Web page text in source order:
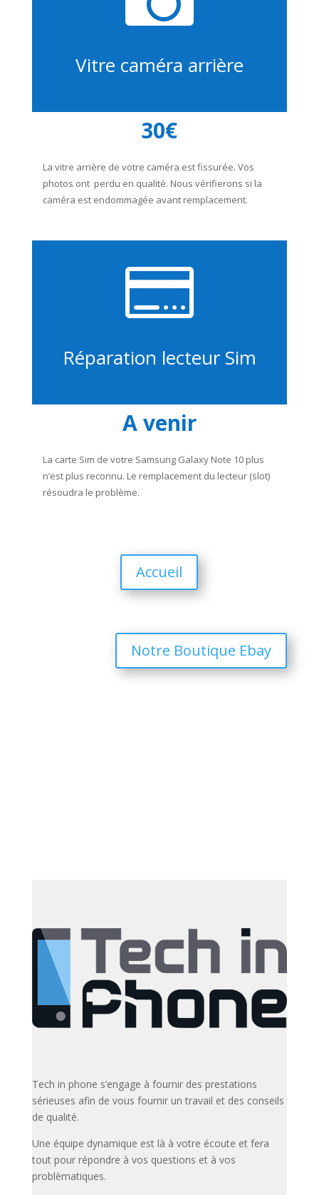
Vitre caméra arrière
30€
La vitre arrière de votre caméra est fissurée. Vos
photos ont perdu en qualité. Nous vérifierons si la
caméra est endommagée avant remplacement.

Réparation lecteur Sim
A venir
La carte Sim de votre Samsung Galaxy Note 10 plus
n’est plus reconnu. Le remplacement du lecteur (slot)
résoudra le problème.
Accueil
Notre Boutique Ebay
Tech in phone s’engage à fournir des prestations
sérieuses afin de vous fournir un travail et des conseils
de qualité.
Une équipe dynamique est là à votre écoute et fera
tout pour répondre à vos questions et à vos
problèmatiques.